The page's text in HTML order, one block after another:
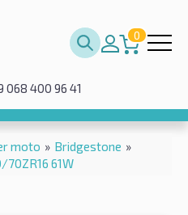
0
068 400 96 41
moto » Bridgestone »
61W